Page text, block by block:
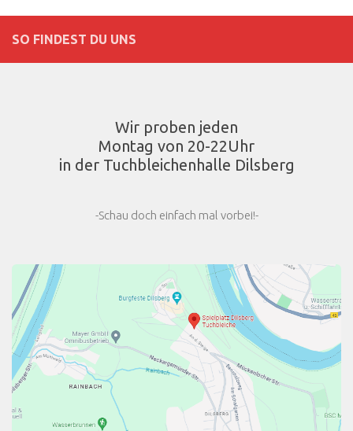
SO FINDEST DU UNS
Wir proben jeden
Montag von 20-22Uhr
in der Tuchbleichenhalle Dilsberg
-Schau doch einfach mal vorbei!-